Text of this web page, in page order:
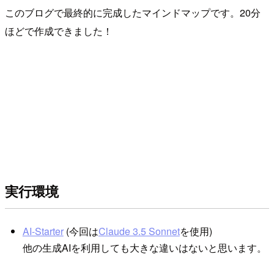
このブログで最終的に完成したマインドマップです。20分
ほどで作成できました！
実行環境
AI-Starter(今回はClaude 3.5 Sonnetを使用)
他の生成AIを利用しても大きな違いはないと思います。